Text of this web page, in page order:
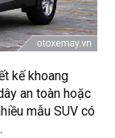
kế khoang
an toàn hoặc
mẫu SUV có